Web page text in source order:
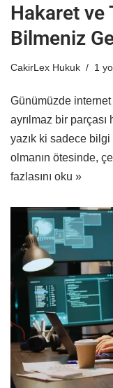
Hakaret ve
Bilmeniz
CakirLex Hukuk 1
Günümüzde internet
ayrılmaz bir
yazık ki sadece
olmanın ötesinde,
fazlasını oku »